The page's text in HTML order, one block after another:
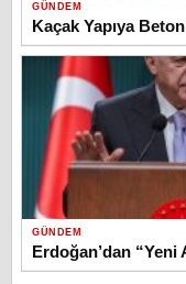
GÜNDEM
Kaçak Yapıya
GÜNDEM
Erdoğan’dan “Yeni